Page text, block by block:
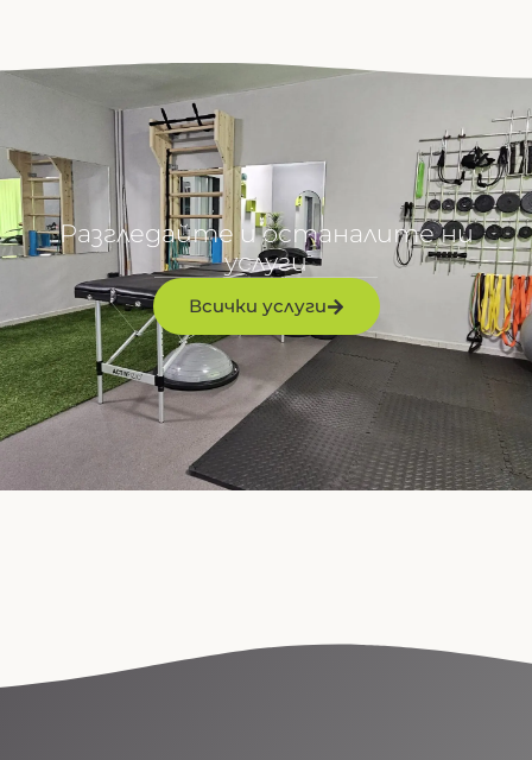
Разгледайте и останалите ни
услуги
Всички услуги